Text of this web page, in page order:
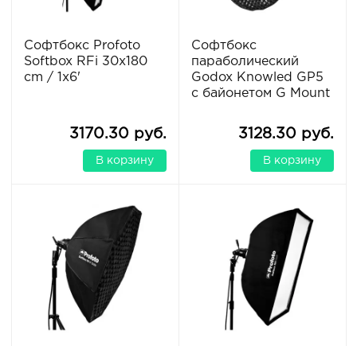
Софтбокс Profoto
Softbox RFi 30x180
cm / 1x6'
3170.30 руб.
В корзину
Софтбокс
параболический
Godox Knowled GP5
с байонетом G Mount
3128.30 руб.
В корзину